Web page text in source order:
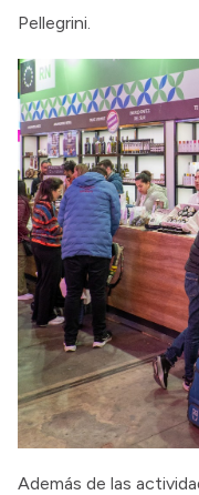
Pellegrini.
Además de las